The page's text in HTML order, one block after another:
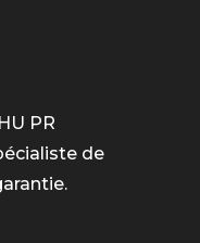
PR
de